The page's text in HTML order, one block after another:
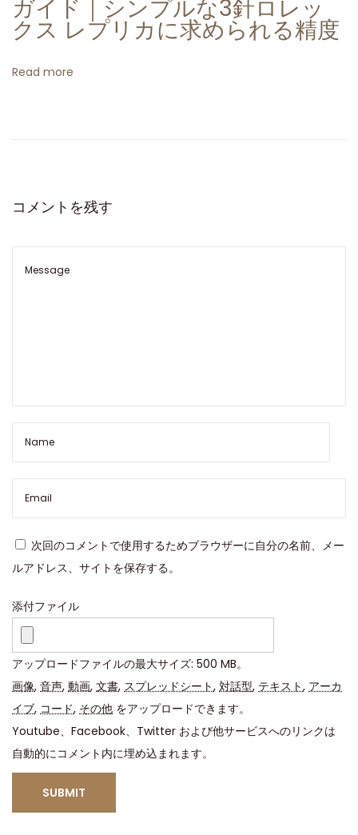
ロ
レ
ッ
プ
デ
ー
ル
と
優
れ
た
耐
久
ガイド｜シンプルな3針ロレッ
クス レプリカに求められる精度
Read more
コメントを残す
次回のコメントで使用するためブラウザーに自分の名前、メー
ルアドレス、サイトを保存する。
添付ファイル
アップロードファイルの最大サイズ: 500 MB。
画像, 音声, 動画, 文書, スプレッドシート, 対話型, テキスト, アーカ
イブ, コード, その他 をアップロードできます。
Youtube、Facebook、Twitter および他サービスへのリンクは
自動的にコメント内に埋め込まれます。